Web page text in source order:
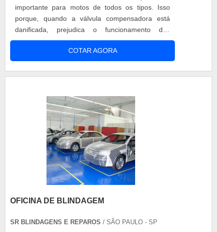
importante para motos de todos os tipos. Isso
porque, quando a válvula compensadora está
danificada, prejudica o funcionamento dos
pistonetes, ocasionando em perda de força,
consumo excessivo e mau funcionamento da
moto e possíveis acidentes causados pelo mal
COTAR AGORA
OFICINA DE BLINDAGEM
SR BLINDAGENS E REPAROS / SÃO PAULO - SP